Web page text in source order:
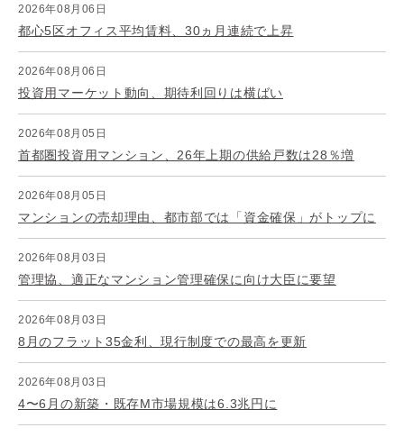
2026年08月06日
都心5区オフィス平均賃料、30ヵ月連続で上昇
2026年08月06日
投資用マーケット動向、期待利回りは横ばい
2026年08月05日
首都圏投資用マンション、26年上期の供給戸数は28％増
2026年08月05日
マンションの売却理由、都市部では「資金確保」がトップに
2026年08月03日
管理協、適正なマンション管理確保に向け大臣に要望
2026年08月03日
8月のフラット35金利、現行制度での最高を更新
2026年08月03日
4〜6月の新築・既存M市場規模は6.3兆円に